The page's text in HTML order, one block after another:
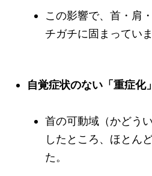
この影響で、首・肩
チガチに固まっていま
自覚症状のない「重症化」
首の可動域（かどう
したところ、ほとん
た。